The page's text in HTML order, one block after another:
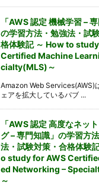
「AWS 認定 機械学習 – 専
の学習方法・勉強法・試
格体験記 ～ How to
Certified Machine
cialty(MLS)～
Amazon Web Services(AWS)
ェアを拡大しているパブ ...
「AWS 認定 高度なネッ
グ – 専門知識」の学習方
法・試験対策・合格体験
o study for AWS
ed Networking –
～